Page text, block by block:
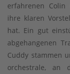
erfahrenen Colin
ihre klaren
hat. Ein gut
abgehangenen
Cuddy stammen
orchestrale, an